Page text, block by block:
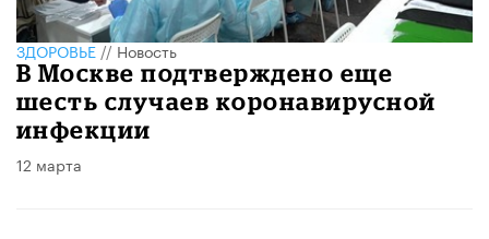
ЗДОРОВЬЕ//Новость
В Москве подтверждено еще
шесть случаев коронавирусной
инфекции
12 марта